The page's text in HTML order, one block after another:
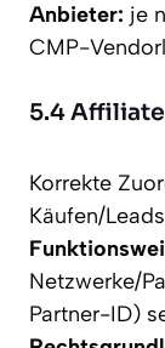
Anbieter: je
CMP-
5.4
Korrekte
Käufen/
Netzwerke/
Partner-ID)